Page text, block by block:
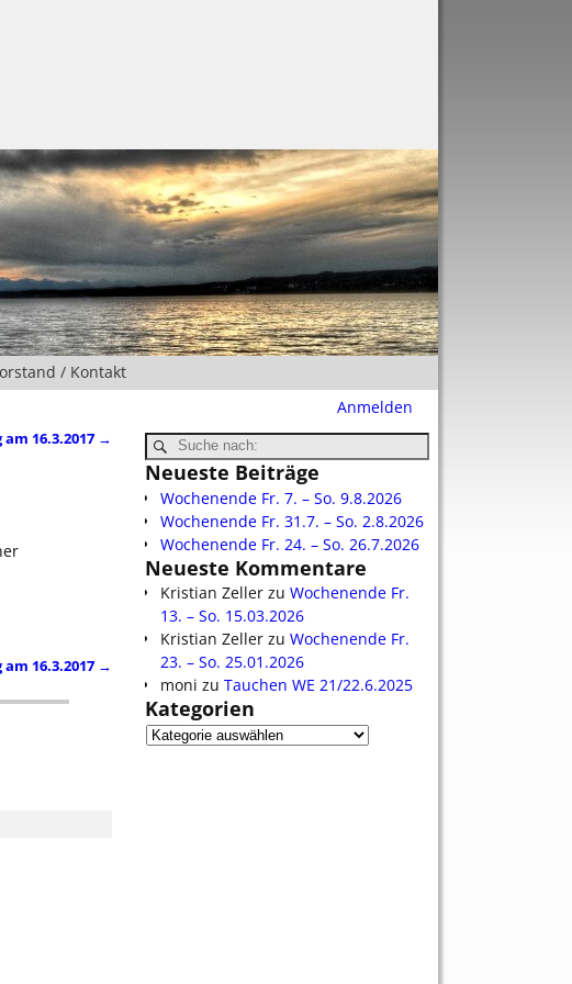
/ Kontakt
Anmelden
16.3.2017 →
16.3.2017 →
Neueste Beiträge
Wochenende Fr. 7. – So. 9.8.2026
Wochenende Fr. 31.7. – So. 2.8.2026
Wochenende Fr. 24. – So. 26.7.2026
Neueste Kommentare
Kristian Zeller zu Wochenende Fr.
13. – So. 15.03.2026
Kristian Zeller zu Wochenende Fr.
23. – So. 25.01.2026
moni zu Tauchen WE 21/22.6.2025
Kategorien